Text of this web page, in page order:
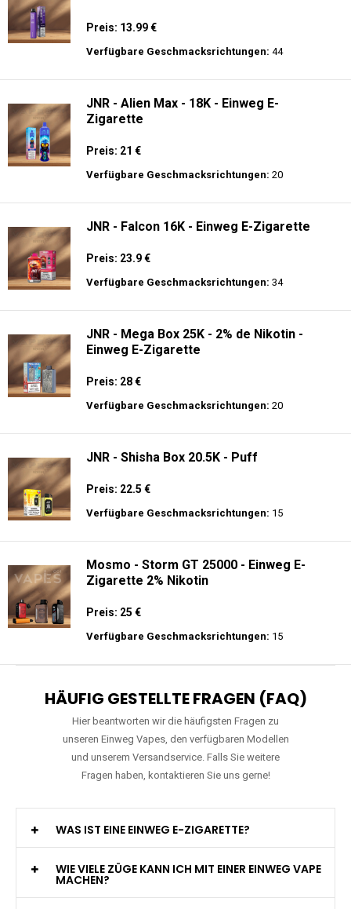
Preis: 13.99 €
Verfügbare Geschmacksrichtungen: 44
JNR - Alien Max - 18K - Einweg E-
Zigarette
Preis: 21 €
Verfügbare Geschmacksrichtungen: 20
JNR - Falcon 16K - Einweg E-Zigarette
Preis: 23.9 €
Verfügbare Geschmacksrichtungen: 34
JNR - Mega Box 25K - 2% de Nikotin -
Einweg E-Zigarette
Preis: 28 €
Verfügbare Geschmacksrichtungen: 20
JNR - Shisha Box 20.5K - Puff
Preis: 22.5 €
Verfügbare Geschmacksrichtungen: 15
Mosmo - Storm GT 25000 - Einweg E-
Zigarette 2% Nikotin
Preis: 25 €
Verfügbare Geschmacksrichtungen: 15
HÄUFIG GESTELLTE FRAGEN (FAQ)
Hier beantworten wir die häufigsten Fragen zu
unseren Einweg Vapes, den verfügbaren Modellen
und unserem Versandservice. Falls Sie weitere
Fragen haben, kontaktieren Sie uns gerne!
WAS IST EINE EINWEG E-ZIGARETTE?
WIE VIELE ZÜGE KANN ICH MIT EINER EINWEG VAPE
MACHEN?